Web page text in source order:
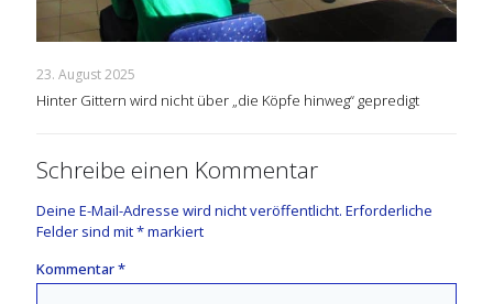
23. August 2025
Hinter Gittern wird nicht über „die Köpfe hinweg“ gepredigt
Schreibe einen Kommentar
Deine E-Mail-Adresse wird nicht veröffentlicht. Erforderliche
Felder sind mit*markiert
Kommentar*